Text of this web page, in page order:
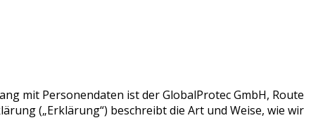
mit Personendaten ist der GlobalProtec GmbH, Route
(„Erklärung“) beschreibt die Art und Weise, wie wir